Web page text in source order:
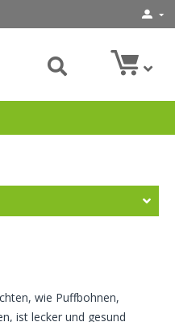
wie Puffbohnen,
ist lecker und gesund